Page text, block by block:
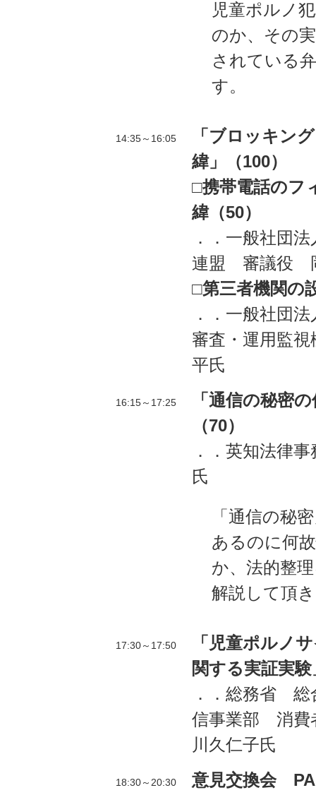
児童ポルノ
のか、その
されている
す。
14:35～16:05
「ブロッキン
緯」（100）
□携帯電話のフ
緯（50）
．．一般社団
連盟 審議役
□第三者機関の
．．一般社団
審査・運用監
平氏
16:15～17:25
「通信の秘密
（70）
．．英知法律
氏
「通信の秘
あるのに何
か、法的整
解説して頂
17:30～17:50
「児童ポルノ
関する実証実
．．総務省
信事業部 消
川久仁子氏
18:30～20:30
意見交換会